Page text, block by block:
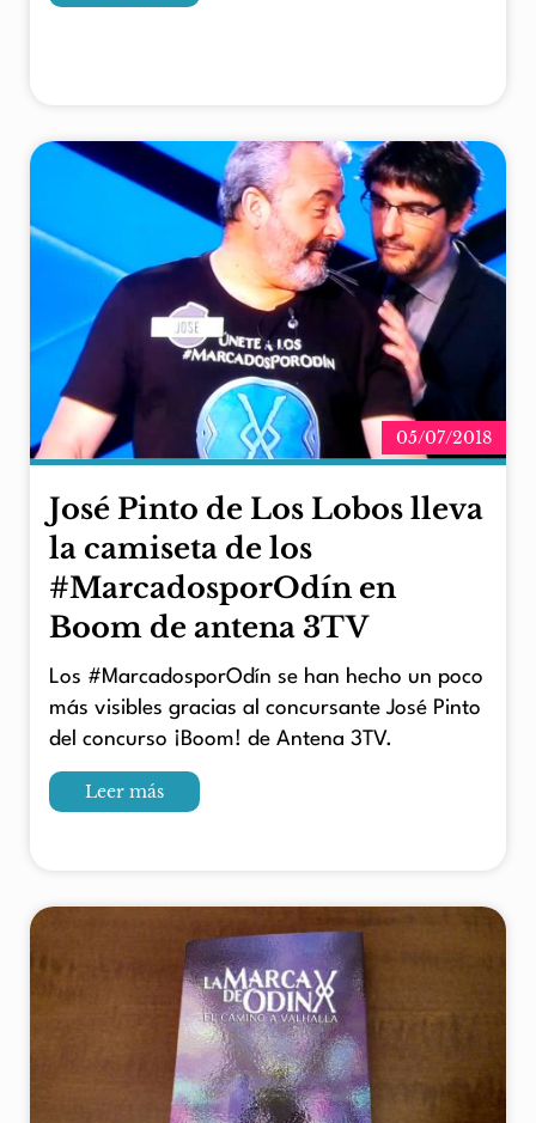
05/07/2018
José Pinto de Los Lobos lleva
la camiseta de los
#MarcadosporOdín en
Boom de antena 3TV
Los #MarcadosporOdín se han hecho un poco
más visibles gracias al concursante José Pinto
del concurso ¡Boom! de Antena 3TV.
Leer más